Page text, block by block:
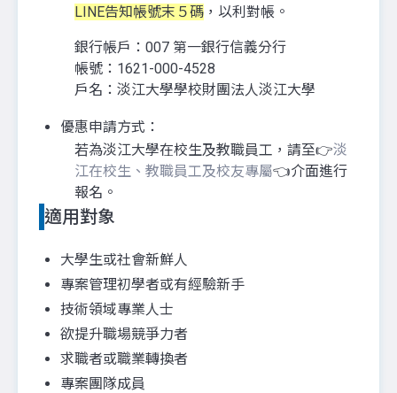
LINE告知帳號末５碼 ，以利對帳。
銀行帳戶：007 第一銀行信義分行
帳號：1621-000-4528
戶名：淡江大學學校財團法人淡江大學
優惠申請方式：
若為淡江大學在校生及教職員工，請至👉淡
江在校生、教職員工及校友專屬👈介面進行
報名。
適用對象
大學生或社會新鮮人
專案管理初學者或有經驗新手
技術領域專業人士
欲提升職場競爭力者
求職者或職業轉換者
專案團隊成員